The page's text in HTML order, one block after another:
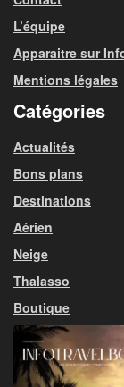
L’équipe
Apparaitre sur
Mentions légales
Catégories
Actualités
Bons plans
Destinations
Aérien
Neige
Thalasso
Boutique